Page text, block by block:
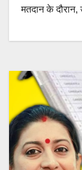
मतदान के दौरान,